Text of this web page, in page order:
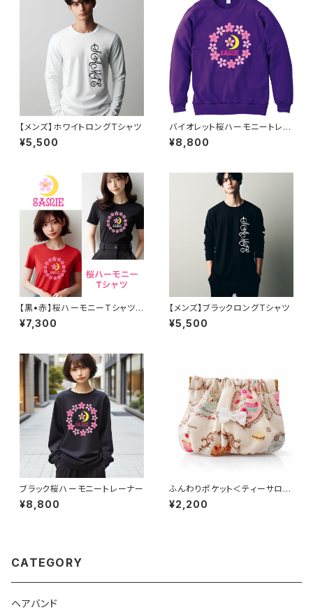
【メンズ】ホワイトロングTシャツ
¥5,500
バイオレット桜ハーモニートレー
ナー
¥8,800
【黒•赤】桜ハーモニーTシャツ
（レディース）
¥7,300
【メンズ】ブラックロングTシャツ
¥5,500
ブラック桜ハーモニートレーナー
¥8,800
ふんわりポケット＜ティーサロン
＞
¥2,200
CATEGORY
ヘアバンド